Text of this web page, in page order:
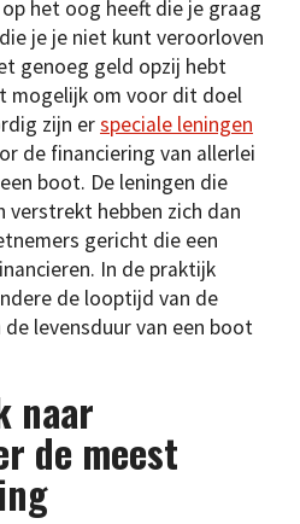
het oog heeft die je graag
je je niet kunt veroorloven
genoeg geld opzij hebt
mogelijk om voor dit doel
zijn erspeciale leningen
de financiering van allerlei
boot. De leningen die
hebben zich dan
gericht die een
In de praktijk
de looptijd van de
levensduur van een boot
naar
de meest